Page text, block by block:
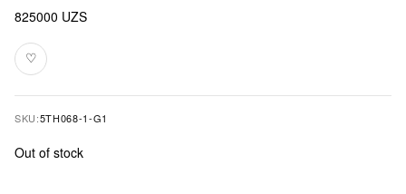
825000 UZS
♡Add
to
SKU:5TH068-1-G1
Out of stock